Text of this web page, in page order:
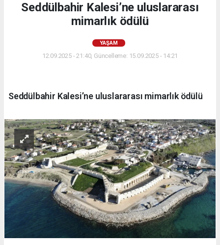
Seddülbahir Kalesi’ne uluslararası
mimarlık ödülü
YAŞAM
12.09.2025 - 21:40, Güncelleme: 15.09.2025 - 14:21
Seddülbahir Kalesi’ne uluslararası mimarlık ödülü